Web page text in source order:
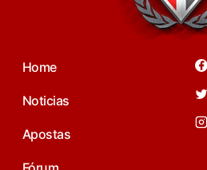
Home
Noticias
Apostas